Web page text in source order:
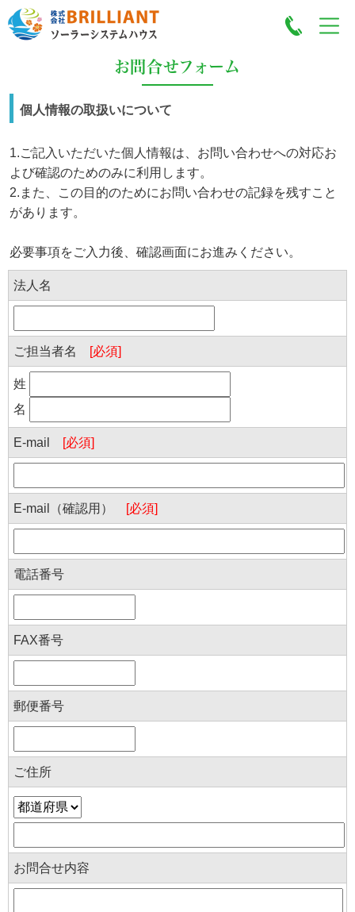
お問合せフォーム
個人情報の取扱いについて
1.ご記入いただいた個人情報は、お問い合わせへの対応お
よび確認のためのみに利用します。
2.また、この目的のためにお問い合わせの記録を残すこと
があります。
必要事項をご入力後、確認画面にお進みください。
法人名
ご担当者名 [必須]
姓
名
E-mail [必須]
E-mail（確認用） [必須]
電話番号
FAX番号
郵便番号
ご住所
お問合せ内容